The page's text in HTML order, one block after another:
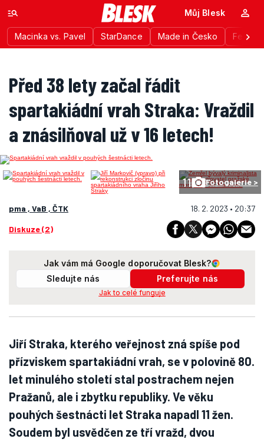
Macinka vs. Pavel StarDance Made in Česko
Můj Blesk
Před 38 lety začal řádit
spartakiádní vrah Straka: Vraždil
a znásilňoval už v 16 letech!
11 Fotogalerie >
pma , VaB , ČTK 18. 2. 2023 • 20:37
Diskuze (2)
Jak vám má Google doporučovat Blesk?
Sledujte nás
Preferujte nás
Jak to celé funguje
Jiří Straka, kterého veřejnost zná spíše pod
přízviskem spartakiádní vrah, se v polovině 80.
let minulého století stal postrachem nejen
Pražanů, ale i zbytku republiky. Ve věku
pouhých šestnácti let Straka napadl 11 žen.
Soudem byl usvědčen ze tří vražd, dvou